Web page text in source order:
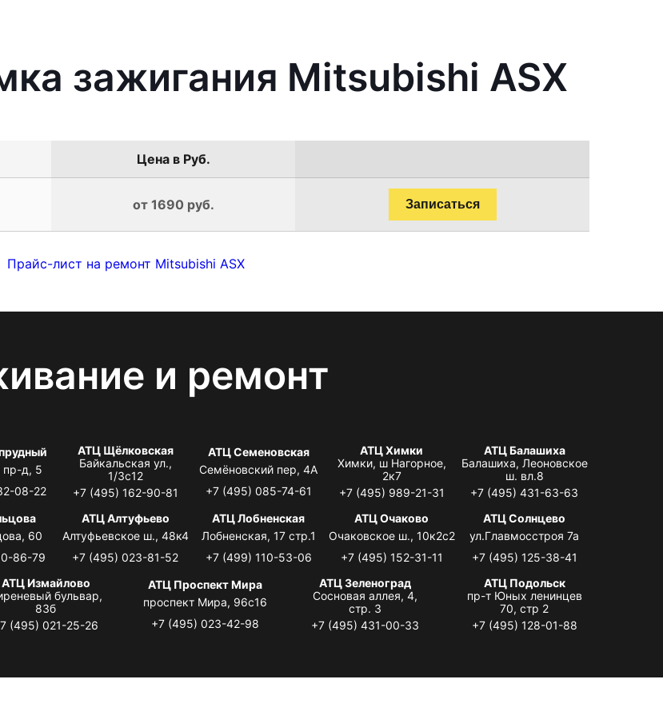
зажигания Mitsubishi ASX
Цена в Руб.
от 1690 руб. Записаться
Прайс-лист на ремонт Mitsubishi ASX
и ремонт
пр-д, 5
08-22
АТЦ Щёлковская
Байкальская ул.,
1/3с12
+7 (495) 162-90-81
АТЦ Семеновская
Семёновский пер, 4А
+7 (495) 085-74-61
АТЦ Химки
Химки, ш Нагорное,
2к7
+7 (495) 989-21-31
АТЦ Балашиха
Балашиха, Леоновское
ш. вл.8
+7 (495) 431-63-63
60
86-79
АТЦ Алтуфьево
Алтуфьевское ш., 48к4
+7 (495) 023-81-52
АТЦ Лобненская
Лобненская, 17 стр.1
+7 (499) 110-53-06
АТЦ Очаково
Очаковское ш., 10к2с2
+7 (495) 152-31-11
АТЦ Солнцево
ул.Главмосстроя 7а
+7 (495) 125-38-41
АТЦ Измайлово
бульвар,
83б
(495) 021-25-26
АТЦ Проспект Мира
проспект Мира, 96с16
+7 (495) 023-42-98
АТЦ Зеленоград
Сосновая аллея, 4,
стр. 3
+7 (495) 431-00-33
АТЦ Подольск
пр-т Юных ленинцев
70, стр 2
+7 (495) 128-01-88